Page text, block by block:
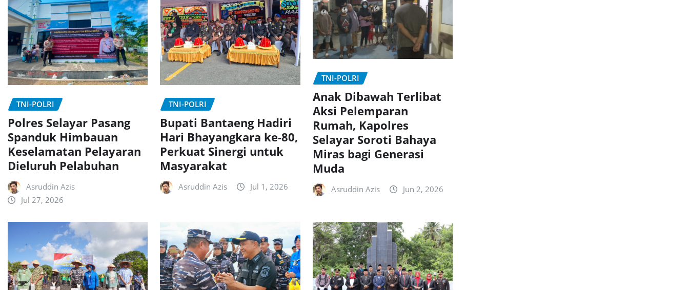
TNI-POLRI
Polres Selayar Pasang
Spanduk Himbauan
Keselamatan Pelayaran
Dieluruh Pelabuhan
Asruddin Azis
Jul 27, 2026
TNI-POLRI
Bupati Bantaeng Hadiri
Hari Bhayangkara ke-80,
Perkuat Sinergi untuk
Masyarakat
Asruddin Azis Jul 1, 2026
TNI-POLRI
Anak Dibawah Terlibat
Aksi Pelemparan
Rumah, Kapolres
Selayar Soroti Bahaya
Miras bagi Generasi
Muda
Asruddin Azis Jun 2, 2026